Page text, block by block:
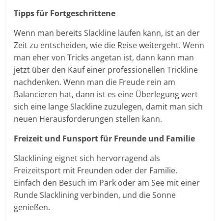
Tipps für Fortgeschrittene
Wenn man bereits Slackline laufen kann, ist an der
Zeit zu entscheiden, wie die Reise weitergeht. Wenn
man eher von Tricks angetan ist, dann kann man
jetzt über den Kauf einer professionellen Trickline
nachdenken. Wenn man die Freude rein am
Balancieren hat, dann ist es eine Überlegung wert
sich eine lange Slackline zuzulegen, damit man sich
neuen Herausforderungen stellen kann.
Freizeit und Funsport für Freunde und Familie
Slacklining eignet sich hervorragend als
Freizeitsport mit Freunden oder der Familie.
Einfach den Besuch im Park oder am See mit einer
Runde Slacklining verbinden, und die Sonne
genießen.